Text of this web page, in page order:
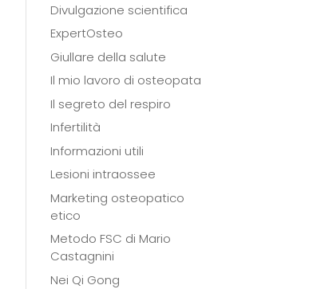
Divulgazione scientifica
ExpertOsteo
Giullare della salute
Il mio lavoro di osteopata
Il segreto del respiro
Infertilità
Informazioni utili
Lesioni intraossee
Marketing osteopatico
etico
Metodo FSC di Mario
Castagnini
Nei Qi Gong